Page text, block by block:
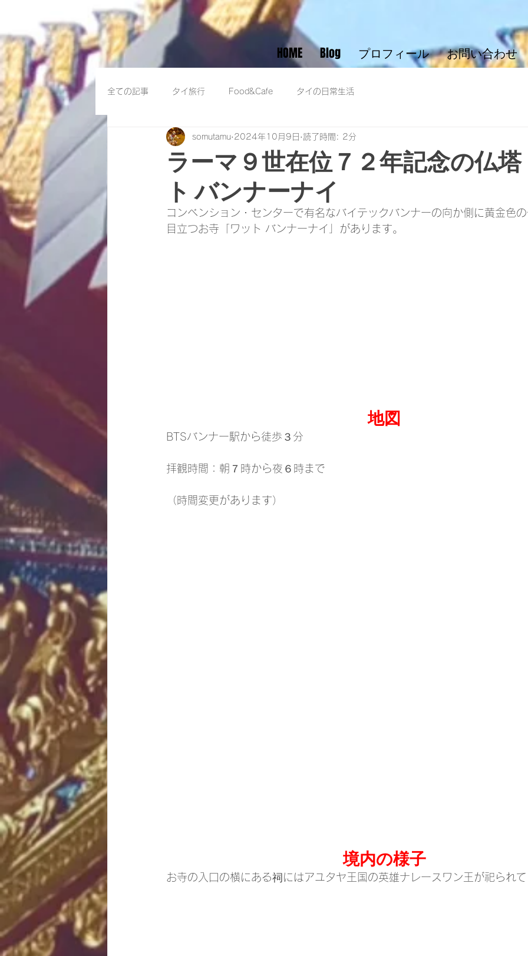
HOME Blog プロフィール お問い合わせ
全ての記事 タイ旅行 Food&Cafe タイの日常生活
ラーマ９世在位７２年記念の仏
ト バンナーナイ
somutamu 2024年10月9日 読了時間: 2分
コンベンション・センターで有名なバイテックバンナーの向か側に黄金色
目立つお寺「ワット バンナーナイ」があります。
地図
BTSバンナー駅から徒歩３分
拝観時間：朝７時から夜６時まで
（時間変更があります）
境内の様子
お寺の入口の横にある祠にはアユタヤ王国の英雄ナレースワン王が祀られ